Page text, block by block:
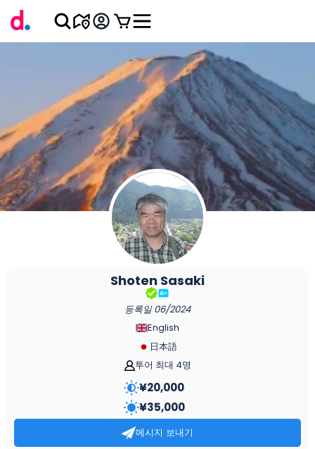
Shoten Sasaki
등록일 06/2024
English
日本語
투어 최대 4명
¥20,000
¥35,000
메시지 보내기